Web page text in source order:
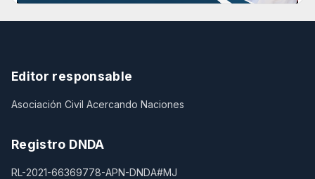
Editor responsable
Asociación Civil Acercando Naciones
Registro DNDA
RL-2021-66369778-APN-DNDA#MJ